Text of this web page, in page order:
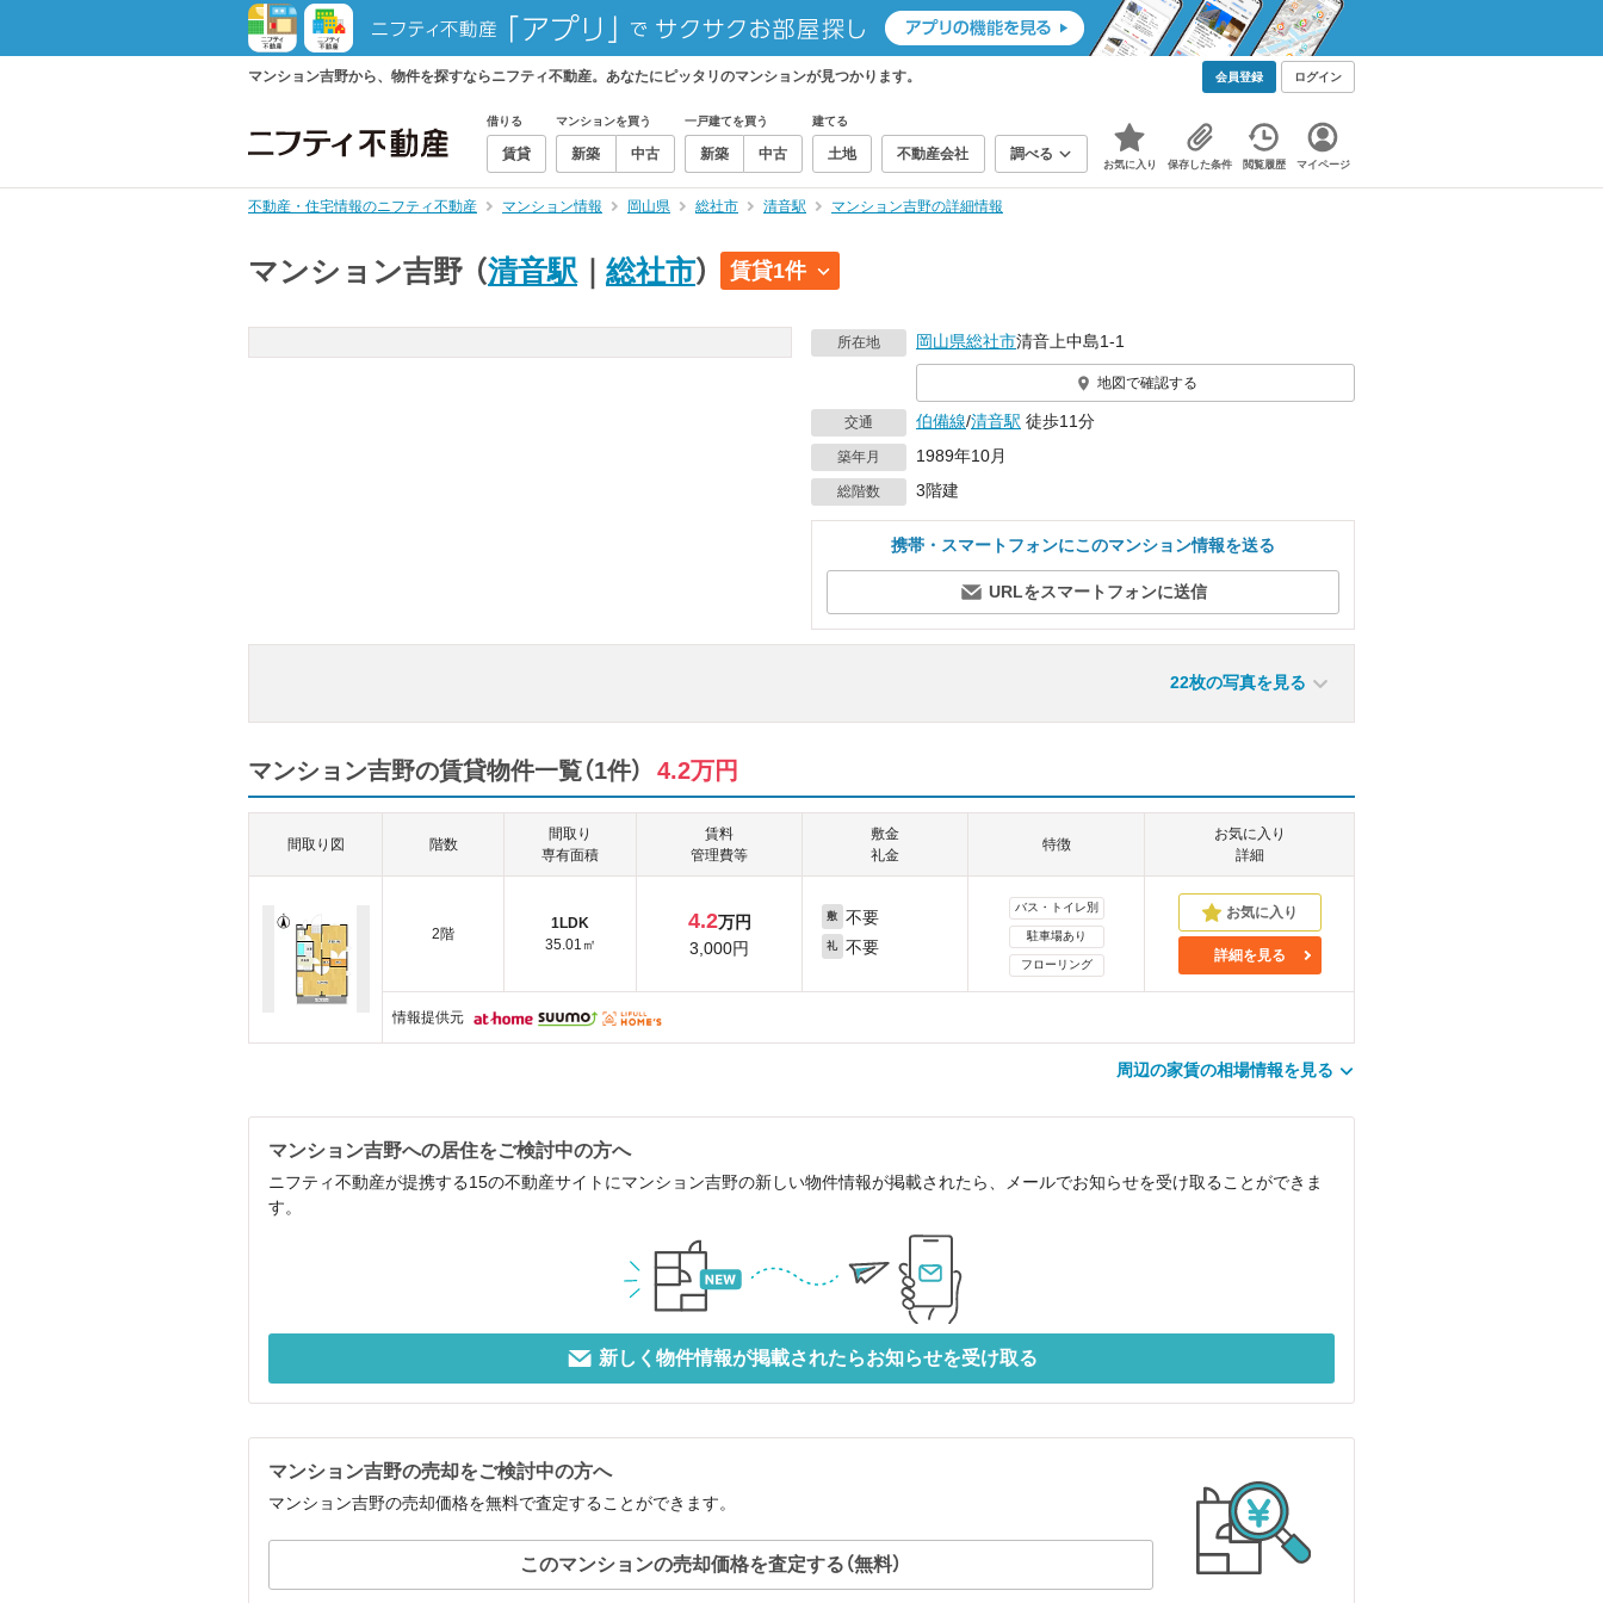
マンション吉野から、物件を探すならニフティ不動産。あなたにピッタリのマンションが見つかります。 会員登録 ログイン
借りる
賃貸
マンションを買う
新築 中古
一戸建てを買う
新築 中古
建てる
土地 不動産会社 調べる
お気に入り 保存した条件 閲覧履歴 マイページ
不動産・住宅情報のニフティ不動産 マンション情報 岡山県 総社市 清音駅 マンション吉野の詳細情報
マンション吉野 （清音駅 総社市） 賃貸1件
所在地 岡山県総社市清音上中島1‐1
地図で確認する
交通 伯備線/清音駅 徒歩11分
築年月 1989年10月
総階数 3階建
携帯・スマートフォンにこのマンション情報を送る
URLをスマートフォンに送信
22枚の写真を見る
マンション吉野の賃貸物件一覧（1件） 4.2万円
間取り図 階数
間取り
専有面積
賃料
管理費等
敷金
礼金
特徴
お気に入り
詳細
2階
1LDK
35.01㎡
4.2万円
3,000円
敷 不要
礼 不要
バス・トイレ別
駐車場あり
フローリング
詳細を見る
情報提供元
周辺の家賃の相場情報を見る
マンション吉野への居住をご検討中の方へ
ニフティ不動産が提携する15の不動産サイトにマンション吉野の新しい物件情報が掲載されたら、メールでお知らせを受け取ることができま
す。
新しく物件情報が掲載されたらお知らせを受け取る
マンション吉野の売却をご検討中の方へ
マンション吉野の売却価格を無料で査定することができます。
このマンションの売却価格を査定する（無料）